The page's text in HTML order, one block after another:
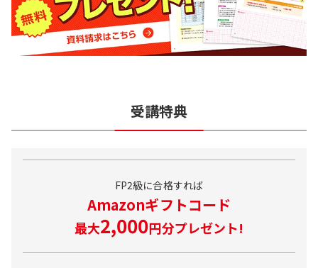
無料質問
無料質問10回
受講特典
FP2級に合格すれば
Amazonギフトコード
最大2,000円分プレゼント!